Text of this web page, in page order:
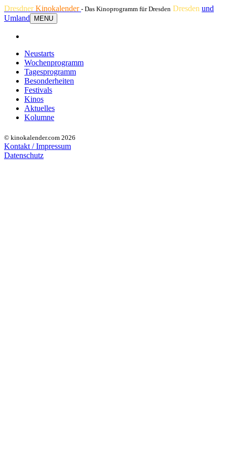
DresdnerKinokalender - Das Kinoprogramm für Dresden Dresden und
Umland
MENU
Neustarts
Wochenprogramm
Tagesprogramm
Besonderheiten
Festivals
Kinos
Aktuelles
Kolumne
© kinokalender.com 2026
Kontakt / Impressum
Datenschutz